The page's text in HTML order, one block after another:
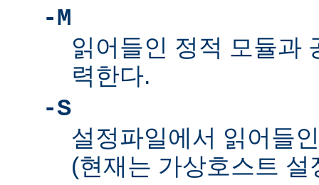
-M
읽어들인 정적 모듈과
력한다.
-S
설정파일에서 읽어들
(현재는 가상호스트